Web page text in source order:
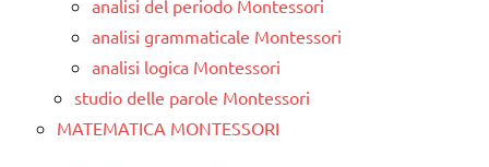
analisi del periodo Montessori
analisi grammaticale Montessori
analisi logica Montessori
studio delle parole Montessori
MATEMATICA MONTESSORI